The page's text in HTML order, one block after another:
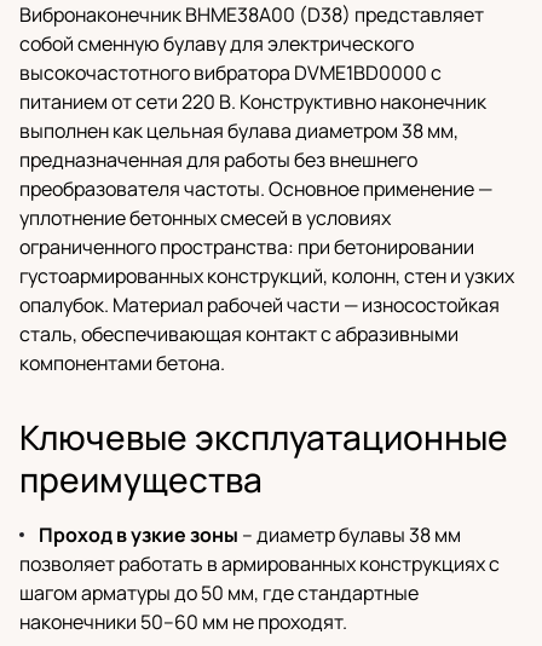
Вибронаконечник BHME38A00 (D38) представляет
собой сменную булаву для электрического
высокочастотного вибратора DVME1BD0000 с
питанием от сети 220 В. Конструктивно наконечник
выполнен как цельная булава диаметром 38 мм,
предназначенная для работы без внешнего
преобразователя частоты. Основное применение —
уплотнение бетонных смесей в условиях
ограниченного пространства: при бетонировании
густоармированных конструкций, колонн, стен и узких
опалубок. Материал рабочей части — износостойкая
сталь, обеспечивающая контакт с абразивными
компонентами бетона.
Ключевые эксплуатационные
преимущества
Проход в узкие зоны – диаметр булавы 38 мм
позволяет работать в армированных конструкциях с
шагом арматуры до 50 мм, где стандартные
наконечники 50–60 мм не проходят.